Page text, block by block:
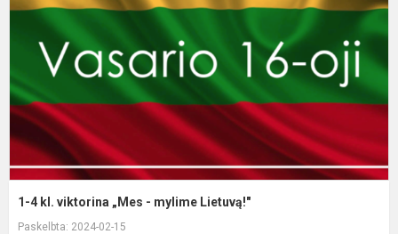
1-4 kl. viktorina „Mes - mylime Lietuvą!"
Paskelbta: 2024-02-15